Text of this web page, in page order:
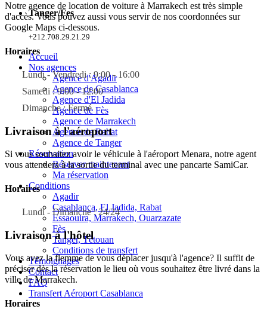
Tanger/Fes
+212.708.29.21.29
Accueil
Nos agences
Agence d'Agadir
Agence de Casablanca
Agence d'El Jadida
Agence de Fès
Agence de Marrakech
Agence de Rabat
Agence de Tanger
Réservation
Réserver maintenant
Ma réservation
Conditions
Agadir
Casablanca, El Jadida, Rabat
Essaouira, Marrakech, Ouarzazate
Fès
Tanger, Tétouan
Conditions de transfert
Témoignages
Contact
FAQ
Transfert Aéroport Casablanca
Notre agence de location de voiture à Marrakech est très simple
d'accès. Vous pouvez aussi vous servir de nos coordonnées sur
Google Maps ci-dessous.
Horaires
Lundi - Vendredi : 9:00 - 16:00
Samedi : 9:00 - 12:00
Dimanche : Fermé
Livraison à l'aéroport
Si vous souhaitez avoir le véhicule à l'aéroport Menara, notre agent
vous attendera à la sortie du terminal avec une pancarte SamiCar.
Horaires
Lundi - Dimanche : 24/24
Livraison à l'hôtel
Vous avez la flemme de vous déplacer jusqu'à l'agence? Il suffit de
préciser dès la réservation le lieu où vous souhaitez être livré dans la
ville de Marrakech.
Horaires